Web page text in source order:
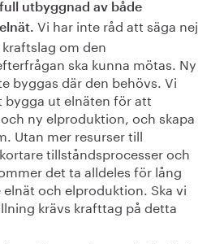
utbyggnad av både
Vi har inte råd att säga nej
om den
ska kunna mötas. Ny
byggas där den behövs. Vi
ut elnäten för att
ny elproduktion, och skapa
Utan mer resurser till
tillståndsprocesser och
det ta alldeles för lång
och elproduktion. Ska vi
krävs krafttag på detta